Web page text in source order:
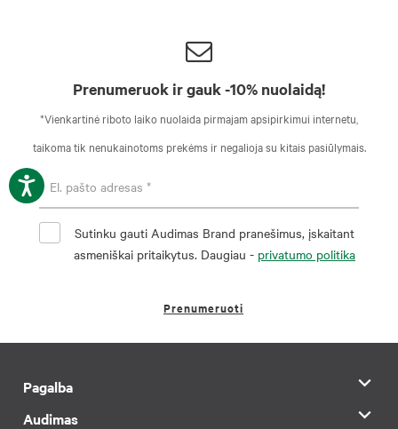
Prenumeruok ir gauk -10% nuolaidą!
*Vienkartinė riboto laiko nuolaida pirmajam apsipirkimui internetu,
taikoma tik nenukainotoms prekėms ir negalioja su kitais pasiūlymais.
Sutinku gauti Audimas Brand pranešimus, įskaitant
asmeniškai pritaikytus. Daugiau - privatumo politika
Prenumeruoti
Pagalba
Audimas